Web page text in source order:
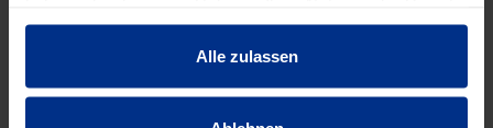
gesammelt haben.
Alle zulassen
Außendurchmess
er
291 mm